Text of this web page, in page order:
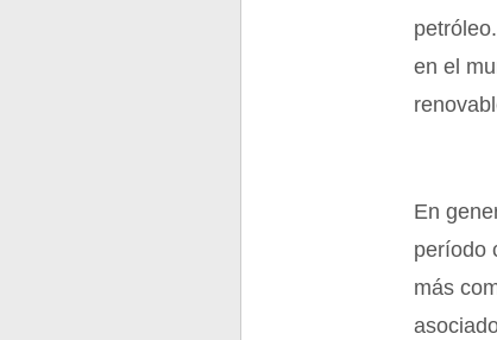
en el
En
período
más